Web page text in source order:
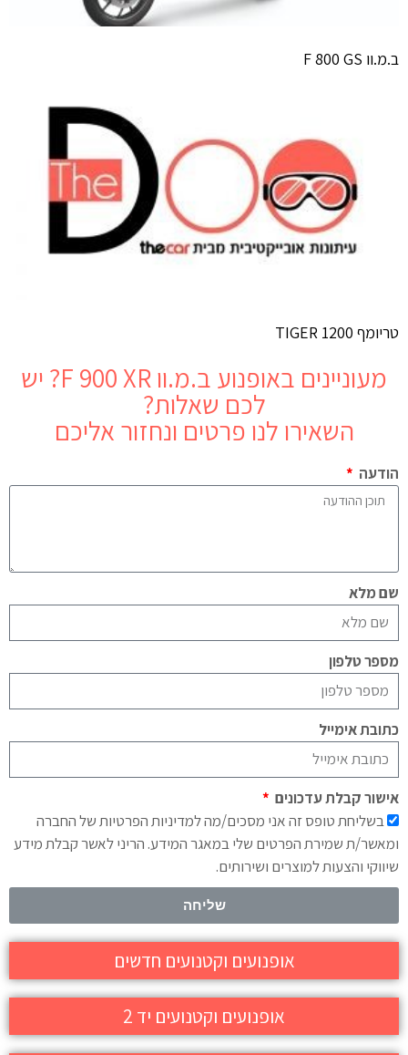
ב.מ.וו F 800 GS
טריומף TIGER 1200
מעוניינים באופנוע ב.מ.וו F 900 XR ? יש
לכם שאלות?
השאירו לנו פרטים ונחזור אליכם
הודעה
שם מלא
מספר טלפון
כתובת אימייל
אישור קבלת עדכונים
בשליחת טופס זה אני מסכים/מה למדיניות הפרטיות של החברה
ומאשר/ת שמירת הפרטים שלי במאגר המידע. הריני לאשר קבלת מידע
שיווקי והצעות למוצרים ושירותים.
שליחה
אופנועים וקטנועים חדשים
אופנועים וקטנועים יד 2